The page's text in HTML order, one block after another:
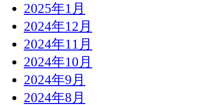
2025年1月
2024年12月
2024年11月
2024年10月
2024年9月
2024年8月